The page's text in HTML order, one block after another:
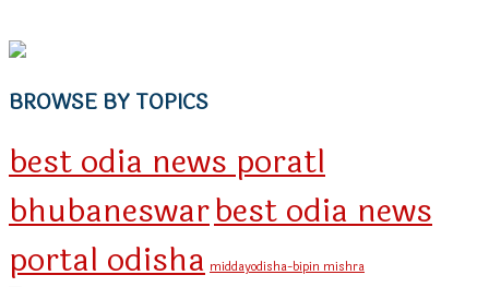
BROWSE BY TOPICS
best odia news poratl
bhubaneswarbest odia news
portal odisha middayodisha-bipin mishra